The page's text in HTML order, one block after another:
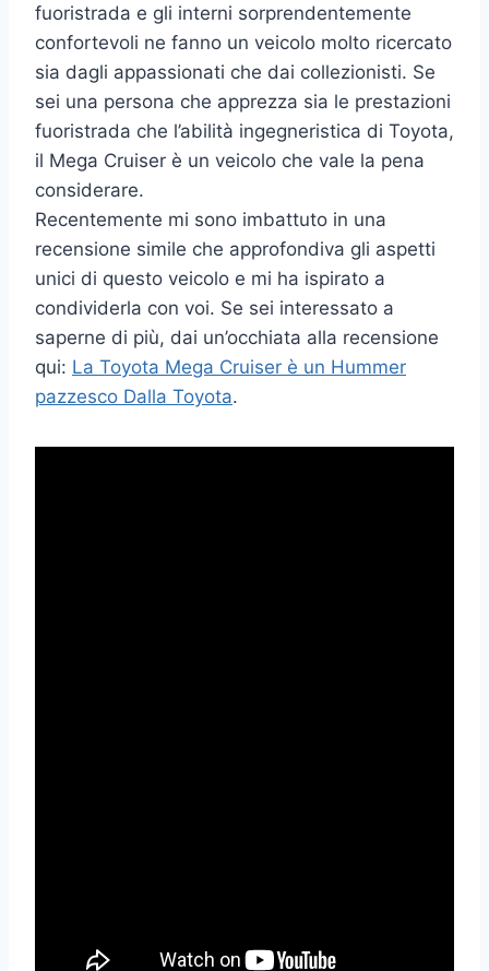
fuoristrada e gli interni sorprendentemente
confortevoli ne fanno un veicolo molto ricercato
sia dagli appassionati che dai collezionisti. Se
sei una persona che apprezza sia le prestazioni
fuoristrada che l’abilità ingegneristica di Toyota,
il Mega Cruiser è un veicolo che vale la pena
considerare.
Recentemente mi sono imbattuto in una
recensione simile che approfondiva gli aspetti
unici di questo veicolo e mi ha ispirato a
condividerla con voi. Se sei interessato a
saperne di più, dai un’occhiata alla recensione
qui: La Toyota Mega Cruiser è un Hummer
pazzesco Dalla Toyota.